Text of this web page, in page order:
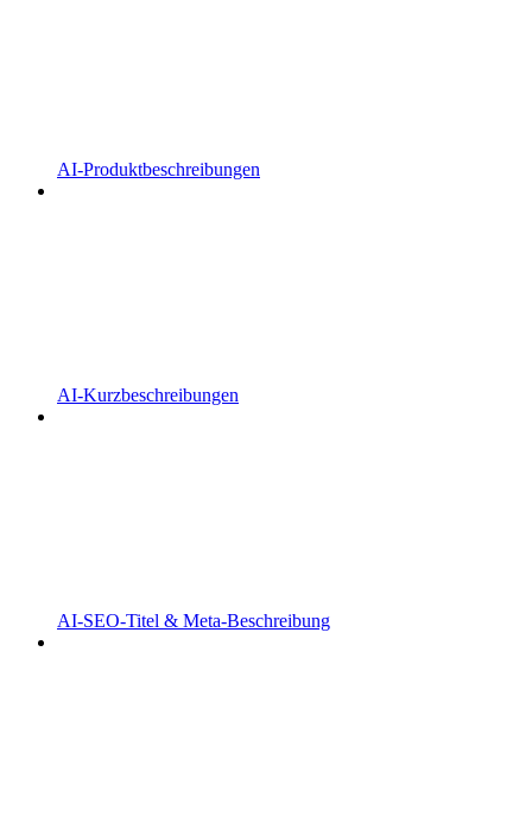
AI-Produktbeschreibungen
AI-Kurzbeschreibungen
AI-SEO-Titel & Meta-Beschreibung